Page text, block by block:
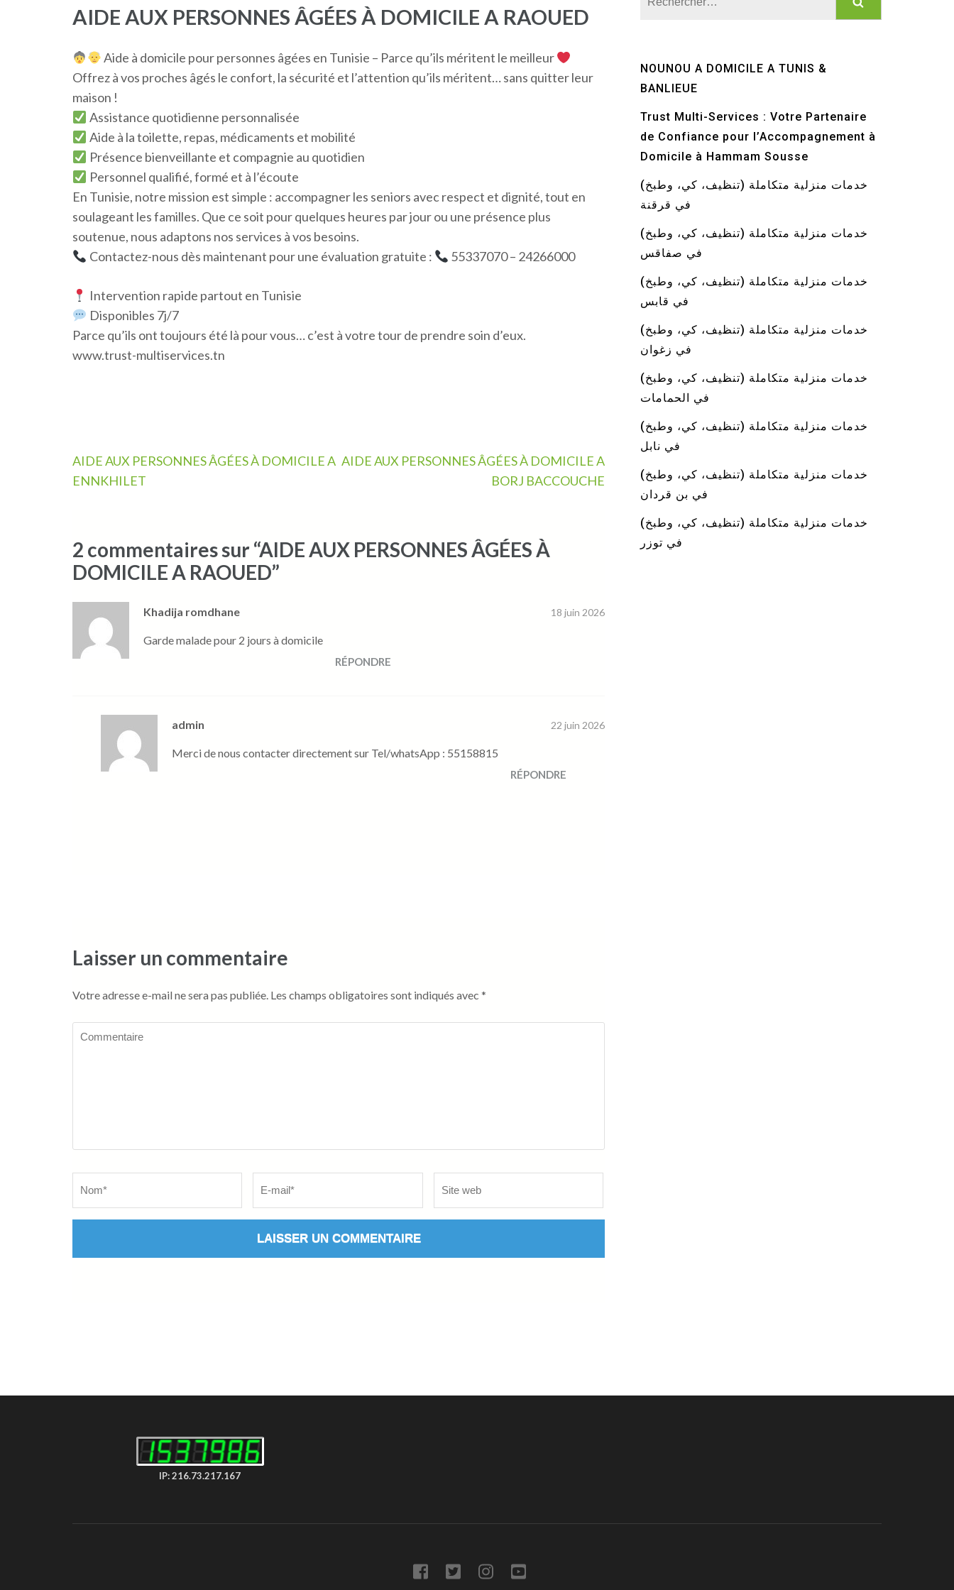
AIDE AUX PERSONNES ÂGÉES À DOMICILE A RAOUED
Aide à domicile pour personnes âgées en Tunisie – Parce qu’ils méritent le meilleur
Offrez à vos proches âgés le confort, la sécurité et l’attention qu’ils méritent… sans quitter leur
maison !
Assistance quotidienne personnalisée
Aide à la toilette, repas, médicaments et mobilité
Présence bienveillante et compagnie au quotidien
Personnel qualifié, formé et à l’écoute
En Tunisie, notre mission est simple : accompagner les seniors avec respect et dignité, tout en
soulageant les familles. Que ce soit pour quelques heures par jour ou une présence plus
soutenue, nous adaptons nos services à vos besoins.
Contactez-nous dès maintenant pour une évaluation gratuite :
55337070 – 24266000
Intervention rapide partout en Tunisie
Disponibles 7j/7
Parce qu’ils ont toujours été là pour vous… c’est à votre tour de prendre soin d’eux.
www.trust-multiservices.tn
Navigation
de
AIDE AUX PERSONNES ÂGÉES À DOMICILE A
ENNKHILET
AIDE AUX PERSONNES ÂGÉES À DOMICILE A
BORJ BACCOUCHE
2 commentaires sur “AIDE AUX PERSONNES ÂGÉES À
DOMICILE A RAOUED”
Khadija romdhane 18 juin 2026
Garde malade pour 2 jours à domicile
RÉPONDRE
admin 22 juin 2026
Merci de nous contacter directement sur Tel/whatsApp : 55158815
RÉPONDRE
Laisser un commentaire
Votre adresse e-mail ne sera pas publiée. Les champs obligatoires sont indiqués avec *
Commentaire
NOUNOU A DOMICILE A TUNIS &
BANLIEUE
Trust Multi-Services : Votre Partenaire
de Confiance pour l’Accompagnement à
Domicile à Hammam Sousse
خدمات منزلية متكاملة (تنظيف، كي، وطبخ)
في قرقنة
خدمات منزلية متكاملة (تنظيف، كي، وطبخ)
في صفاقس
خدمات منزلية متكاملة (تنظيف، كي، وطبخ)
في قابس
خدمات منزلية متكاملة (تنظيف، كي، وطبخ)
في زغوان
خدمات منزلية متكاملة (تنظيف، كي، وطبخ)
في الحمامات
خدمات منزلية متكاملة (تنظيف، كي، وطبخ)
في نابل
خدمات منزلية متكاملة (تنظيف، كي، وطبخ)
في بن قردان
خدمات منزلية متكاملة (تنظيف، كي، وطبخ)
في توزر
IP: 216.73.217.167